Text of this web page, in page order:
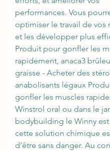
performances. Vous
optimiser le travail de vos
et les développer plus
Produit pour gonfler les
rapidement, anaca3
graisse - Acheter des
anabolisants légaux
gonfler les muscles
Winstrol oral ou dans le
bodybuilding le Winny
cette solution chimique
d’être sans danger. Au